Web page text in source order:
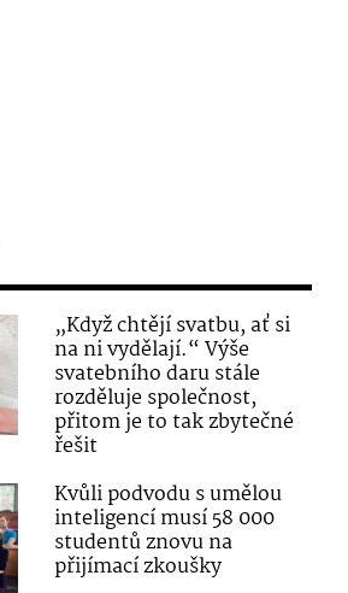
„Když chtějí svatbu, ať si
na ni vydělají.“ Výše
svatebního daru stále
rozděluje společnost,
přitom je to tak zbytečné
řešit
Kvůli podvodu s umělou
inteligencí musí 58 000
studentů znovu na
přijímací zkoušky